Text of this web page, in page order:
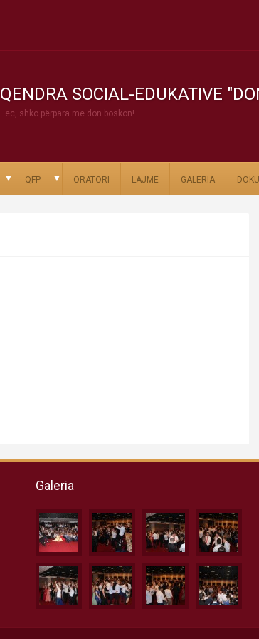
QENDRA SOCIAL-EDUKATIVE
ec, shko përpara me don boskon!
▼ QFP ▼ ORATORI LAJME GALERIA
Galeria